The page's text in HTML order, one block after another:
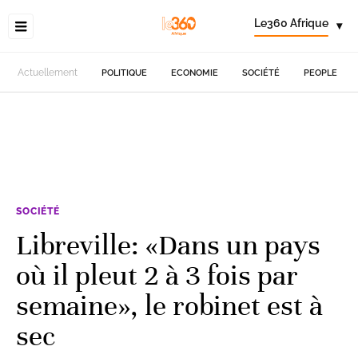
Le360 Afrique ▾
Actuellement POLITIQUE ECONOMIE SOCIÉTÉ PEOPLE
SOCIÉTÉ
Libreville: «Dans un pays
où il pleut 2 à 3 fois par
semaine», le robinet est à
sec